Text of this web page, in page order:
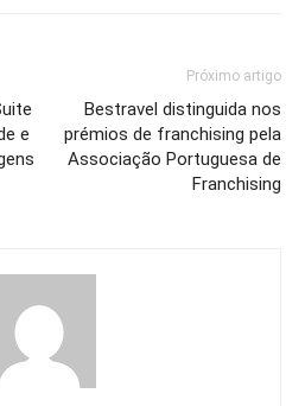
e
Próximo artigo
Bestravel distinguida nos
prémios de franchising pela
Associação Portuguesa de
Franchising